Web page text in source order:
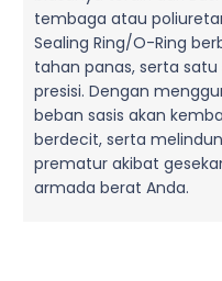
tembaga atau
Sealing Ring/O-Ring
tahan panas, serta
presisi. Dengan
beban sasis akan
berdecit, serta
prematur akibat
armada berat Anda.